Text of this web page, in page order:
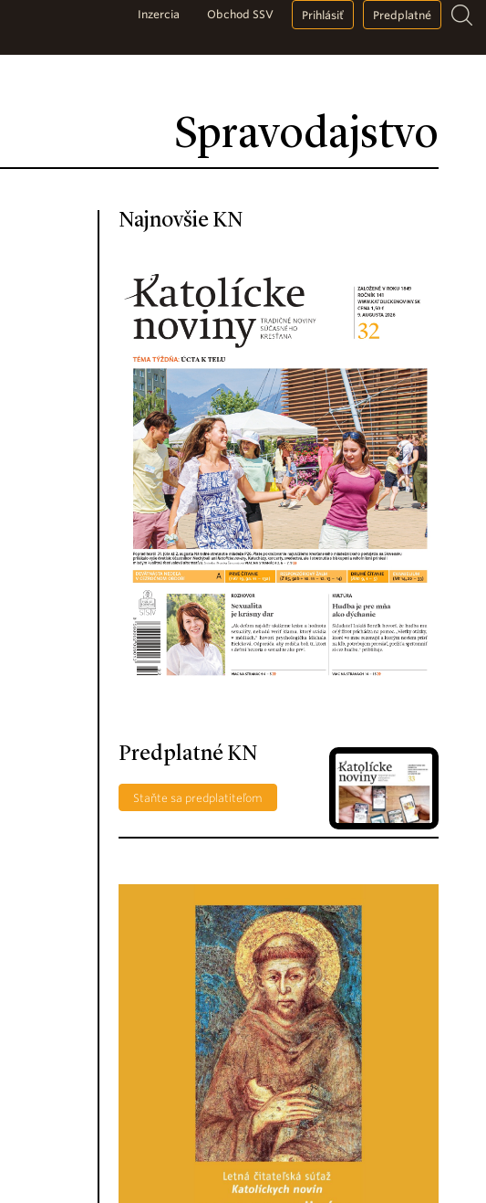
Spravodajstvo
Inzercia Obchod SSV Prihlásiť Predplatné
Najnovšie KN
Predplatné KN
Staňte sa predplatiteľom